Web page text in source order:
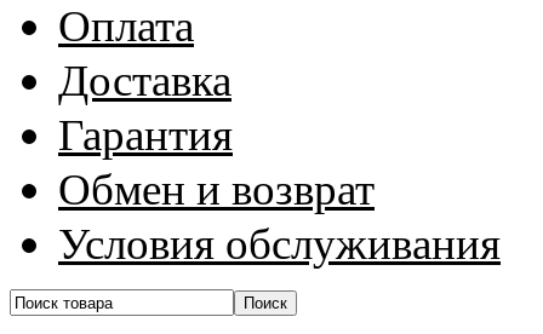
Оплата
Доставка
Гарантия
Обмен и возврат
Условия обслуживания